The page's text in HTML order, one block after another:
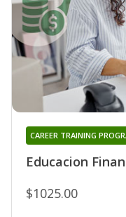
Educacion
CAREER TRAINING
$1025.00